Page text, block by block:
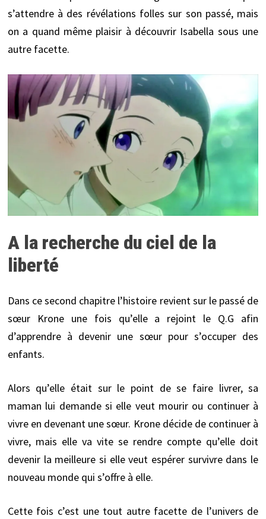
s’attendre à des révélations folles sur son passé, mais
on a quand même plaisir à découvrir Isabella sous une
autre facette.
A la recherche du ciel de la
liberté
Dans ce second chapitre l’histoire revient sur le passé de
sœur Krone une fois qu’elle a rejoint le Q.G afin
d’apprendre à devenir une sœur pour s’occuper des
enfants.
Alors qu’elle était sur le point de se faire livrer, sa
maman lui demande si elle veut mourir ou continuer à
vivre en devenant une sœur. Krone décide de continuer à
vivre, mais elle va vite se rendre compte qu’elle doit
devenir la meilleure si elle veut espérer survivre dans le
nouveau monde qui s’offre à elle.
Cette fois c’est une tout autre facette de l’univers de